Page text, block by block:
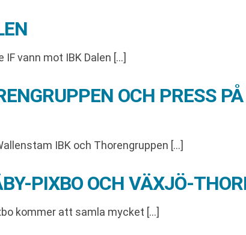
vann mot IBK Dalen […]
OCH PRESS
IBK och Thorengruppen […]
PIXBO OCH VÄXJÖ-
kommer att samla mycket […]